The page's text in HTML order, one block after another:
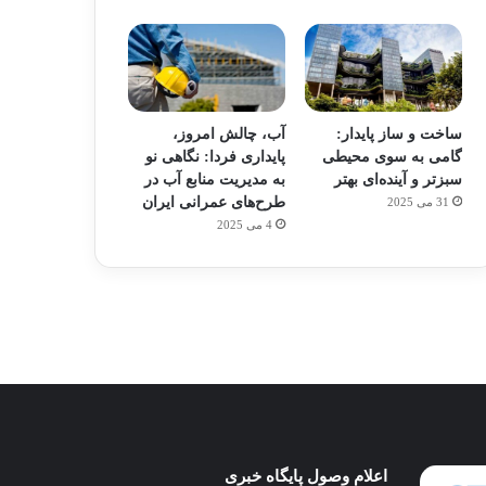
ساخت و ساز پایدار:
گامی به سوی محیطی
سبزتر و آینده‌ای بهتر
31 می 2025
آب، چالش امروز،
پایداری فردا: نگاهی نو
به مدیریت منابع آب در
طرح‌های عمرانی ایران
4 می 2025
هدفون های 2023
پای اعلام وصول پایگاه خبری